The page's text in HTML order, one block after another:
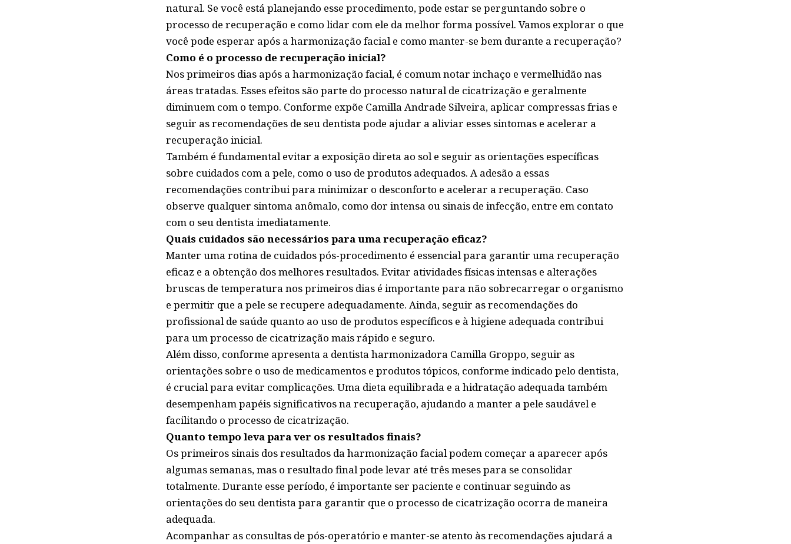
natural. Se você está planejando esse procedimento, pode estar se perguntando sobre o
processo de recuperação e como lidar com ele da melhor forma possível. Vamos explorar o que
você pode esperar após a harmonização facial e como manter-se bem durante a recuperação?
Como é o processo de recuperação inicial?
Nos primeiros dias após a harmonização facial, é comum notar inchaço e vermelhidão nas
áreas tratadas. Esses efeitos são parte do processo natural de cicatrização e geralmente
diminuem com o tempo. Conforme expõe Camilla Andrade Silveira, aplicar compressas frias e
seguir as recomendações de seu dentista pode ajudar a aliviar esses sintomas e acelerar a
recuperação inicial.
Também é fundamental evitar a exposição direta ao sol e seguir as orientações específicas
sobre cuidados com a pele, como o uso de produtos adequados. A adesão a essas
recomendações contribui para minimizar o desconforto e acelerar a recuperação. Caso
observe qualquer sintoma anômalo, como dor intensa ou sinais de infecção, entre em contato
com o seu dentista imediatamente.
Quais cuidados são necessários para uma recuperação eficaz?
Manter uma rotina de cuidados pós-procedimento é essencial para garantir uma recuperação
eficaz e a obtenção dos melhores resultados. Evitar atividades físicas intensas e alterações
bruscas de temperatura nos primeiros dias é importante para não sobrecarregar o organismo
e permitir que a pele se recupere adequadamente. Ainda, seguir as recomendações do
profissional de saúde quanto ao uso de produtos específicos e à higiene adequada contribui
para um processo de cicatrização mais rápido e seguro.
Além disso, conforme apresenta a dentista harmonizadora Camilla Groppo, seguir as
orientações sobre o uso de medicamentos e produtos tópicos, conforme indicado pelo dentista,
é crucial para evitar complicações. Uma dieta equilibrada e a hidratação adequada também
desempenham papéis significativos na recuperação, ajudando a manter a pele saudável e
facilitando o processo de cicatrização.
Quanto tempo leva para ver os resultados finais?
Os primeiros sinais dos resultados da harmonização facial podem começar a aparecer após
algumas semanas, mas o resultado final pode levar até três meses para se consolidar
totalmente. Durante esse período, é importante ser paciente e continuar seguindo as
orientações do seu dentista para garantir que o processo de cicatrização ocorra de maneira
adequada.
Acompanhar as consultas de pós-operatório e manter-se atento às recomendações ajudará a